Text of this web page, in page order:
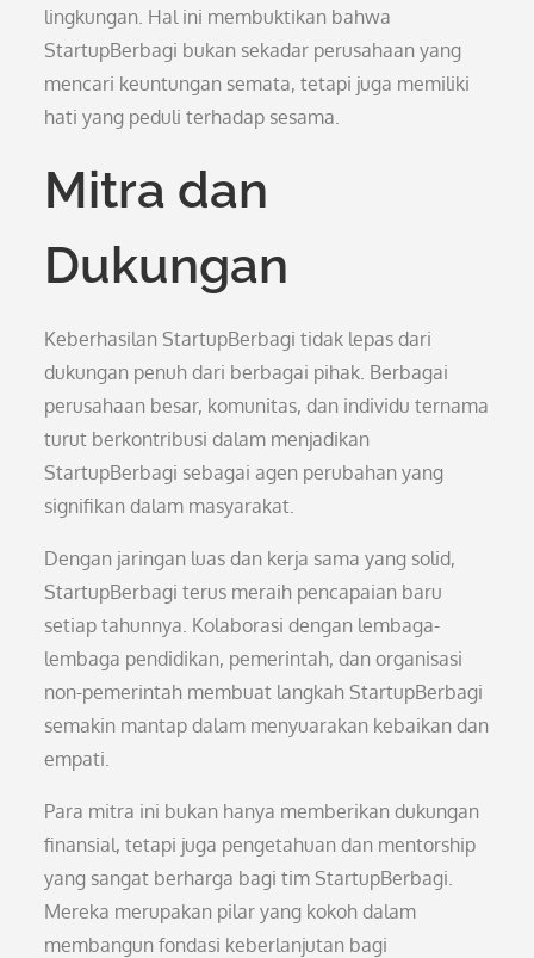
lingkungan. Hal ini membuktikan bahwa
StartupBerbagi bukan sekadar perusahaan yang
mencari keuntungan semata, tetapi juga memiliki
hati yang peduli terhadap sesama.
Mitra dan
Dukungan
Keberhasilan StartupBerbagi tidak lepas dari
dukungan penuh dari berbagai pihak. Berbagai
perusahaan besar, komunitas, dan individu ternama
turut berkontribusi dalam menjadikan
StartupBerbagi sebagai agen perubahan yang
signifikan dalam masyarakat.
Dengan jaringan luas dan kerja sama yang solid,
StartupBerbagi terus meraih pencapaian baru
setiap tahunnya. Kolaborasi dengan lembaga-
lembaga pendidikan, pemerintah, dan organisasi
non-pemerintah membuat langkah StartupBerbagi
semakin mantap dalam menyuarakan kebaikan dan
empati.
Para mitra ini bukan hanya memberikan dukungan
finansial, tetapi juga pengetahuan dan mentorship
yang sangat berharga bagi tim StartupBerbagi.
Mereka merupakan pilar yang kokoh dalam
membangun fondasi keberlanjutan bagi